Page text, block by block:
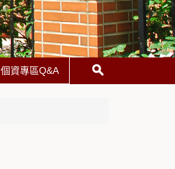
個資專區Q&A